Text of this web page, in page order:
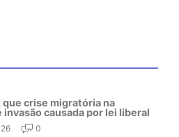
que crise migratória na
invasão causada por lei liberal
0